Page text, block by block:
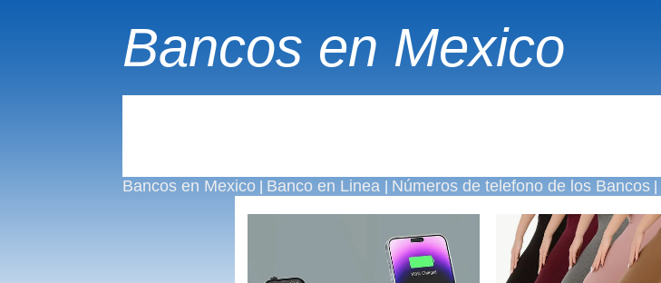
Bancos en Mexico
Bancos en Mexico| Banco en Linea Números de telefono de los Bancos|